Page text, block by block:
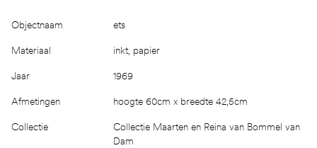
Objectnaam ets
Materiaal inkt, papier
Jaar 1969
Afmetingen hoogte 60cm x breedte 42,5cm
Collectie
Collectie Maarten en Reina van Bommel van
Dam